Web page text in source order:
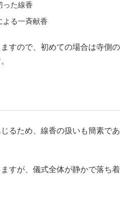
った線香
よる一斉献香
すので、初めての場合は寺側の
るため、線香の扱いも簡素であ
すが、儀式全体が静かで落ち着